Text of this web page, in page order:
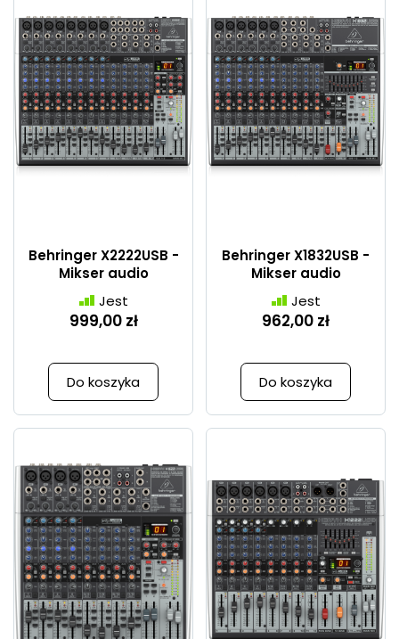
Behringer X2222USB -
Mikser audio
Jest
999,00 zł
Do koszyka
Behringer X1832USB -
Mikser audio
Jest
962,00 zł
Do koszyka